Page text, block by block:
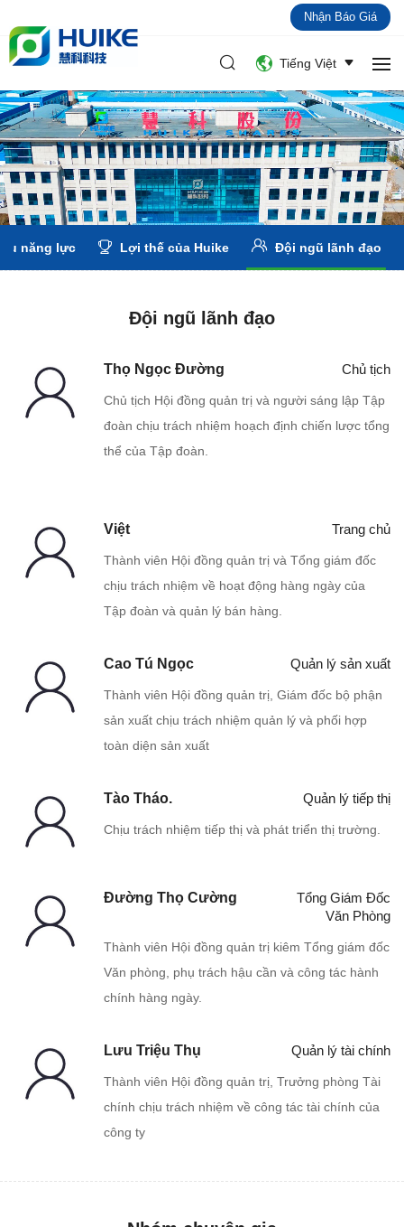
Nhận Báo Giá
Tiếng Việt
năng lực Lợi thế của Huike Đội ngũ lãnh đạo
Đội ngũ lãnh đạo
Thọ Ngọc Đường Chủ tịch
Chủ tịch Hội đồng quản trị và người sáng lập Tập
đoàn chịu trách nhiệm hoạch định chiến lược tổng
thể của Tập đoàn.
Việt Trang chủ
Thành viên Hội đồng quản trị và Tổng giám đốc
chịu trách nhiệm về hoạt động hàng ngày của
Tập đoàn và quản lý bán hàng.
Cao Tú Ngọc Quản lý sản xuất
Thành viên Hội đồng quản trị, Giám đốc bộ phận
sản xuất chịu trách nhiệm quản lý và phối hợp
toàn diện sản xuất
Tào Tháo. Quản lý tiếp thị
Chịu trách nhiệm tiếp thị và phát triển thị trường.
Đường Thọ Cường
Tổng Giám Đốc
Văn Phòng
Thành viên Hội đồng quản trị kiêm Tổng giám đốc
Văn phòng, phụ trách hậu cần và công tác hành
chính hàng ngày.
Lưu Triệu Thụ Quản lý tài chính
Thành viên Hội đồng quản trị, Trưởng phòng Tài
chính chịu trách nhiệm về công tác tài chính của
công ty